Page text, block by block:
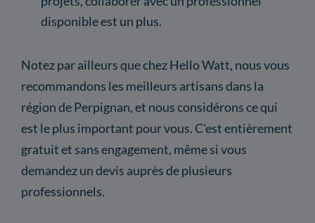
disponible est un plus.
Notez par ailleurs que chez Hello Watt, nous vous
recommandons les meilleurs artisans dans la
région de Perpignan, et nous considérons ce qui
est le plus important pour vous. C'est entièrement
gratuit et sans engagement, même si vous
demandez un devis auprès de plusieurs
professionnels.